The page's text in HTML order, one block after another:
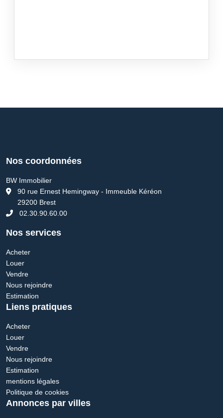
Nos coordonnées
BW Immobilier
90 rue Ernest Hemingway - Immeuble Kéréon
29200 Brest
02.30.90.60.00
Nos services
Acheter
Louer
Vendre
Nous rejoindre
Estimation
Liens pratiques
Acheter
Louer
Vendre
Nous rejoindre
Estimation
mentions légales
Politique de cookies
Annonces par villes